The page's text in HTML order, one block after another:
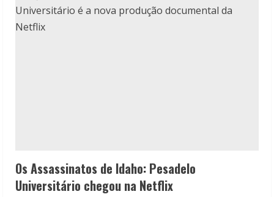
Os Assassinatos de Idaho: Pesadelo
Universitário chegou na Netflix